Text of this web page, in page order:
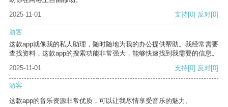
2025-11-01
支持[0] 反对[0]
游客
这款app就像我的私人助理，随时随地为我的办公提供帮助。我经常需要
查找资料，这款app的搜索功能非常强大，能够快速找到我需要的信息。
2025-11-01
支持[0] 反对[0]
游客
这款app的音乐资源非常优质，可以让我尽情享受音乐的魅力。